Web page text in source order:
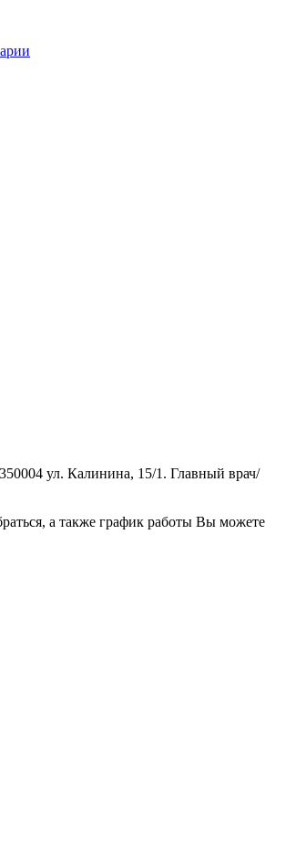
ул. Калинина, 15/1. Главный врач/
а также график работы Вы можете